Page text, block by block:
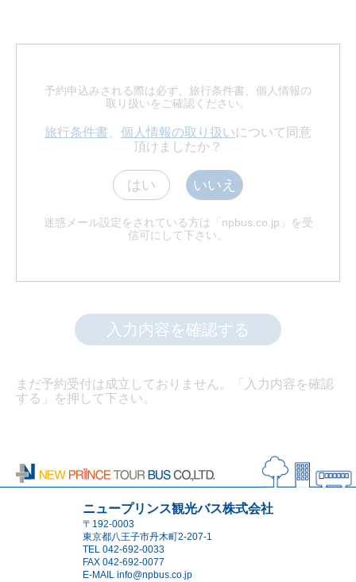
予約申込みされる際は必ず、旅行条件書、個人情報の
取り扱いをご確認ください。
旅行条件書 個人情報の取り扱いについて同意
頂けましたか？
はい いいえ
迷惑メール設定をされている方は「npbus.co.jp」を受
信可にして下さい。
入力内容を確認する
まだ予約受付は成立しておりません。「入力内容を確認
する」を押して下さい。
ニュープリンス観光バス株式会社
〒192-0003
東京都八王子市丹木町2-207-1
TEL 042-692-0033
FAX 042-692-0077
E-MAIL info@npbus.co.jp